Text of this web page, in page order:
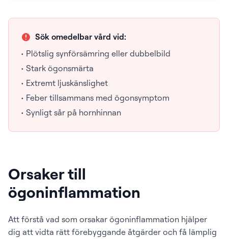
Sök omedelbar vård vid:
• Plötslig synförsämring eller dubbelbild
• Stark ögonsmärta
• Extremt ljuskänslighet
• Feber tillsammans med ögonsymptom
• Synligt sår på hornhinnan
Orsaker till
ögoninflammation
Att förstå vad som orsakar ögoninflammation hjälper
dig att vidta rätt förebyggande åtgärder och få lämplig